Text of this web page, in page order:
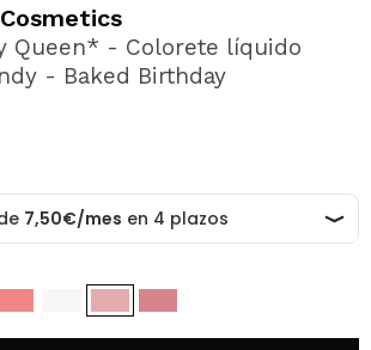
en Maquillalia.com podrás realizar
revisar el estado de tus
Queen* - Colorete líquido
- Baked Birthday